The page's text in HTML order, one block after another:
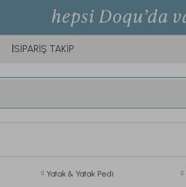
SİPARİŞ TAKİP
Yatak & Yatak Pedi